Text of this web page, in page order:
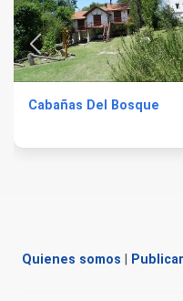
Cabañas Del Bosque
Quienes somos